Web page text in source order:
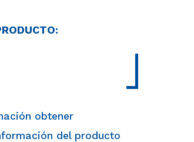
obtener
del producto